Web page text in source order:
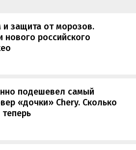
и защита от морозов.
российского
подешевел самый
«дочки» Chery. Сколько